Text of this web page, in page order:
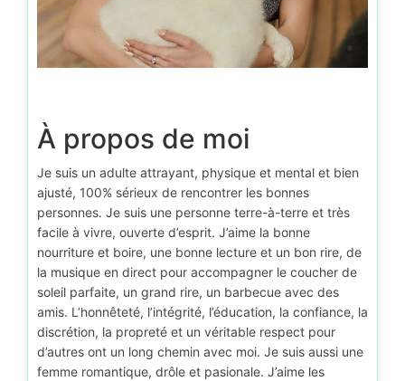
À propos de moi
Je suis un adulte attrayant, physique et mental et bien
ajusté, 100% sérieux de rencontrer les bonnes
personnes. Je suis une personne terre-à-terre et très
facile à vivre, ouverte d’esprit. J’aime la bonne
nourriture et boire, une bonne lecture et un bon rire, de
la musique en direct pour accompagner le coucher de
soleil parfaite, un grand rire, un barbecue avec des
amis. L’honnêteté, l’intégrité, l’éducation, la confiance, la
discrétion, la propreté et un véritable respect pour
d’autres ont un long chemin avec moi. Je suis aussi une
femme romantique, drôle et pasionale. J’aime les